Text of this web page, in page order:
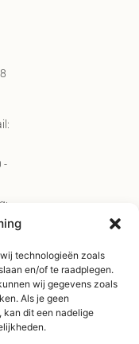
technologieën zoals
en/of te raadplegen.
wij gegevens zoals
Als je geen
kan dit een nadelige
-
3-